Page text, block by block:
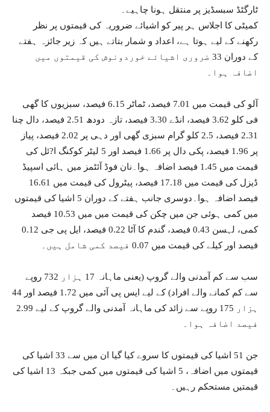
ٹارگٹڈ سبسڈیز پر منتقل ہونا چاہیے۔
کمیٹی کا اجلاس ہر پیر کو اشیائے ضروریہ کی قیمتوں پر نظر
رکھنے کے لیے ہوتا ہے، اعداد و شمار بتاتے ہیں کہ زیر جائزہ ہفتے
کے دوران 33 ضروری اشیائے خوردونوش کی قیمتوں میں
اضافہ ہوا۔
آلو کی قیمت میں 7.01 فیصد، ٹماٹر 6.15 فیصد، سبزیوں کا گھی
فی کلو 3.62 فیصد، انڈے 3.30 فیصد، تازہ دودھ 2.51 فیصد، دال چنا
2.31 فیصد، 2.5 کلو گرام سبزی گھی اور دہی پر 2.02 فیصد، پیاز
پر 1.96 فیصد، پکی دال پر 1.66 فیصد اور 5 لیٹر کوکنگ ا?ئل کی
قیمت میں 1.45 فیصد اضافہ ہوا۔نان فوڈ آئٹمز میں ہائی اسپیڈ
ڈیزل کی قیمت میں 17.18 فیصد، پیٹرول کی قیمت میں 16.61
فیصد اضافہ ہوا۔دوسری جانب ہفتے کے دوران 5 اشیا کی قیمتوں
میں کمی ہوئی جن میں چکن کی قیمت میں میں 10.53 فیصد
کمی، لہسن 0.43 فیصد، گندم کا آٹا 0.22 فیصد، ایل پی جی 0.12
فیصد اور کیلے کی قیمت میں 0.07 فیصد کمی شامل ہیں۔
سب سے کم آمدنی والے گروپ (یعنی ماہانہ 17 ہزار 732 روپے
سے کم کمانے والے افراد) کے لیے ایس پی آئی میں 1.72 فیصد اور 44
ہزار 175 روپے سے زائد کی ماہانہ آمدنی والے گروپ کے لیے 2.99
فیصد اضافہ ہوا۔
جن 51 اشیا کی قیمتوں کا سروے کیا گیا ان میں سے 33 اشیا کی
قیمتوں میں اضافہ، 5 اشیا کی قیمتوں میں کمی جبکہ 13 اشیا کی
قیمتیں مستحکم رہیں۔